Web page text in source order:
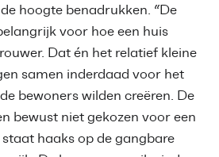
hoogte benadrukken. “De
voor hoe een huis
Dat én het relatief kleine
samen inderdaad voor het
bewoners wilden creëren. De
bewust niet gekozen voor een
haaks op de gangbare